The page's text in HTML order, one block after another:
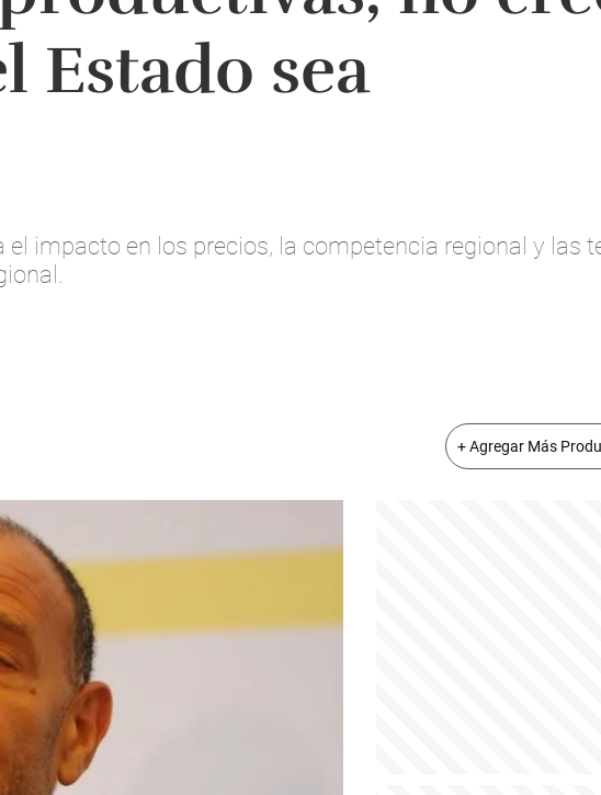
Estado sea
impacto en los precios, la competencia regional y las
+ Agregar Más